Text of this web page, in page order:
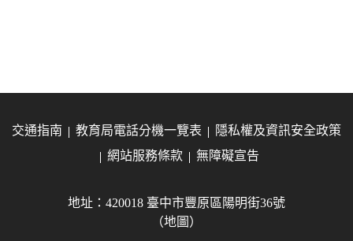
交通指南 教育局電話分機一覽表
隱私權及資訊安全政策
網站服務條款
無障礙宣告
地址：420018 臺中市豐原區陽明街36號
（地圖）